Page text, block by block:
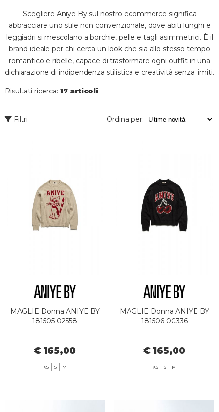
Scegliere Aniye By sul nostro ecommerce significa
abbracciare uno stile non convenzionale, dove abiti lunghi e
leggiadri si mescolano a borchie, pelle e tagli asimmetrici. È il
brand ideale per chi cerca un look che sia allo stesso tempo
romantico e ribelle, capace di trasformare ogni outfit in una
dichiarazione di indipendenza stilistica e creatività senza limiti.
Risultati ricerca: 17 articoli
Filtri Ordina per:
MAGLIE Donna ANIYE BY
181505 02558
€ 165,00
XS S M
MAGLIE Donna ANIYE BY
181506 00336
€ 165,00
XS S M